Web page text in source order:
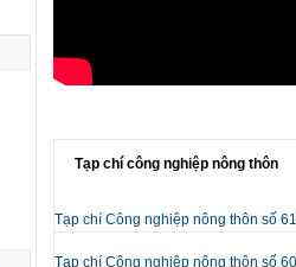
Tạp chí công nghiệp nông thôn
Tạp chí Công nghiệp nông thôn số
Tạp chí Công nghiệp nông thôn số